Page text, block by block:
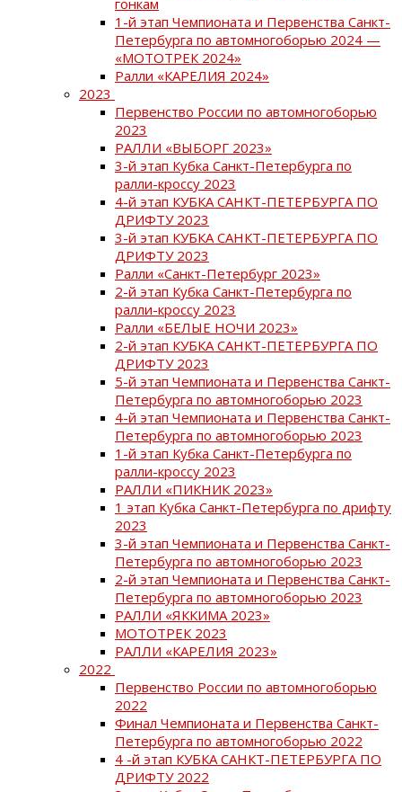
1-й этап Чемпионата и Первенства Санкт-
Петербурга по автомногоборью 2024 —
«МОТОТРЕК 2024»
Ралли «КАРЕЛИЯ 2024»
2023
Первенство России по автомногоборью
2023
РАЛЛИ «ВЫБОРГ 2023»
3-й этап Кубка Санкт-Петербурга по
ралли-кроссу 2023
4-й этап КУБКА САНКТ-ПЕТЕРБУРГА ПО
ДРИФТУ 2023
3-й этап КУБКА САНКТ-ПЕТЕРБУРГА ПО
ДРИФТУ 2023
Ралли «Санкт-Петербург 2023»
2-й этап Кубка Санкт-Петербурга по
ралли-кроссу 2023
Ралли «БЕЛЫЕ НОЧИ 2023»
2-й этап КУБКА САНКТ-ПЕТЕРБУРГА ПО
ДРИФТУ 2023
5-й этап Чемпионата и Первенства Санкт-
Петербурга по автомногоборью 2023
4-й этап Чемпионата и Первенства Санкт-
Петербурга по автомногоборью 2023
1-й этап Кубка Санкт-Петербурга по
ралли-кроссу 2023
РАЛЛИ «ПИКНИК 2023»
1 этап Кубка Санкт-Петербурга по дрифту
2023
3-й этап Чемпионата и Первенства Санкт-
Петербурга по автомногоборью 2023
2-й этап Чемпионата и Первенства Санкт-
Петербурга по автомногоборью 2023
РАЛЛИ «ЯККИМА 2023»
МОТОТРЕК 2023
РАЛЛИ «КАРЕЛИЯ 2023»
2022
Первенство России по автомногоборью
2022
Финал Чемпионата и Первенства Санкт-
Петербурга по автомногоборью 2022
4 -й этап КУБКА САНКТ-ПЕТЕРБУРГА ПО
ДРИФТУ 2022